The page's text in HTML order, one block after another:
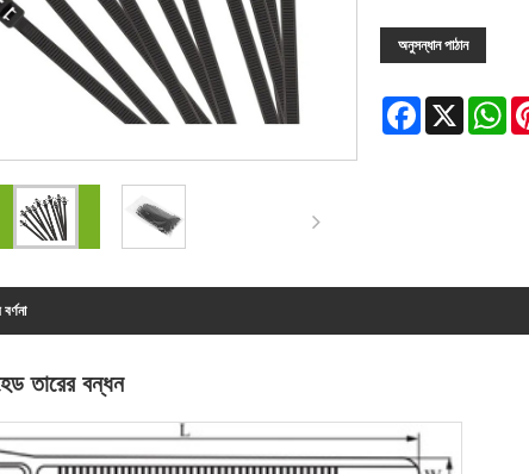
অনুসন্ধান পাঠান
Facebook
তারের বন্ধন